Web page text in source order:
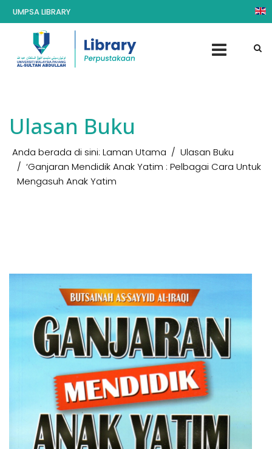
UMPSA LIBRARY
Ulasan Buku
Anda berada di sini: Laman Utama
Ulasan Buku
‘Ganjaran Mendidik Anak Yatim : Pelbagai Cara Untuk
Mengasuh Anak Yatim